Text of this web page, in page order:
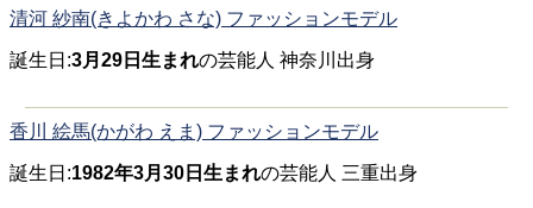
清河 紗南(きよかわ さな) ファッションモデル
誕生日:3月29日生まれの芸能人 神奈川出身
香川 絵馬(かがわ えま) ファッションモデル
誕生日:1982年3月30日生まれの芸能人 三重出身